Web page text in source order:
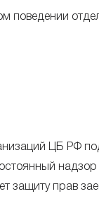
поведении
ЦБ РФ
надзор
защиту прав